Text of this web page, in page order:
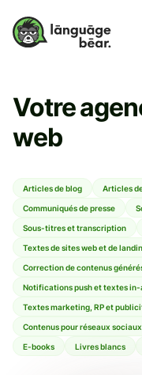
Votre
web
Articles de blog Articles
Communiqués de presse
Sous-titres et transcription
Textes de sites web et de
Correction de contenus
Notifications push et textes in-
Textes marketing, RP et
Contenus pour réseaux
E-books Livres blancs